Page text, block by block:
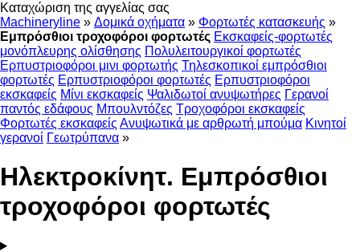
Καταχώριση της αγγελίας σας
Machineryline » Δομικά οχήματα » Φορτωτές κατασκευής »
Εμπρόσθιοι τροχοφόροι φορτωτές Εκσκαφείς-φορτωτές
μονόπλευρης ολίσθησης Πολυλειτουργικοί φορτωτές
Ερπυστριοφόροι μινι φορτωτής Τηλεσκοπικοί εμπρόσθιοι
φορτωτές Ερπυστριοφόροι φορτωτές Ερπυστριοφόροι
εκσκαφείς Μίνι εκσκαφείς Ψαλιδωτοί ανυψωτήρες Γερανοί
παντός εδάφους Μπουλντόζες Τροχοφόροι εκσκαφείς
Φορτωτές εκσκαφείς Ανυψωτικά με αρθρωτή μπούμα Κινητοί
γερανοί Γεωτρύπανα »
Ηλεκτροκίνητ. Εμπρόσθιοι
τροχοφόροι φορτωτές